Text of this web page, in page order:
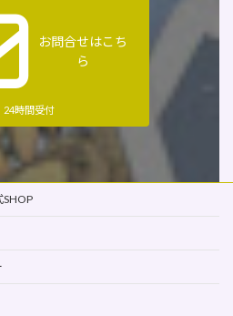
お問合せはこち
ら
24時間受付